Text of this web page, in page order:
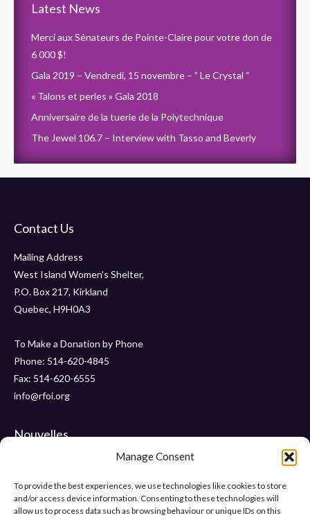
Manage Consent
To provide the best experiences, we use technologies like cookies to store
and/or access device information. Consenting to these technologies will
allow us to process data such as browsing behaviour or unique IDs on this
Latest News
Merci aux Sénateurs de Pointe-Claire pour votre don de
6 000 $!
Gala 2019 – Vendredi, 15 novembre – ” Le Crystal “
« Talons et perles » Gala 2018
Anniversaire de la tuerie de la Polytechnique
The Jewel 106.7 – Interview with Tasso and Beverly
Contact Us
Mailing Address
West Island Women's Shelter,
P.O. Box 217, Kirkland
Quebec, H9H0A3
To Make a Donation by Phone
Phone: 514-620-4845
Fax: 514-620-6555
info@rfoi.org
Nouvelles
Merci aux Sénateurs de Pointe-Claire pour votre don de 6 000 $!
Gala 2019 – Vendredi, 15 novembre – ” Le Crystal “
« Talons et perles » Gala 2018